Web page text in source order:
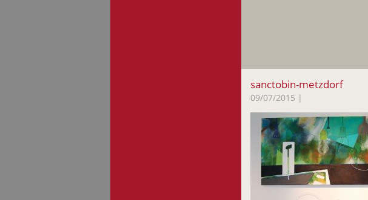
sanctobin-metzdorf
09/07/2015 |